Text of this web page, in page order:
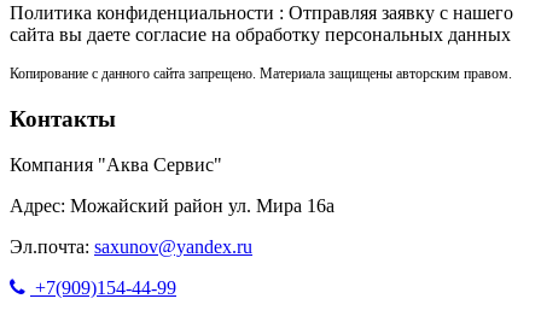
Политика конфиденциальности : Отправляя заявку с нашего
сайта вы даете согласие на обработку персональных данных
Копирование с данного сайта запрещено. Материала защищены авторским правом.
Контакты
Компания "Аква Сервис"
Адрес: Можайский район ул. Мира 16а
Эл.почта: saxunov@yandex.ru
+7(909)154-44-99